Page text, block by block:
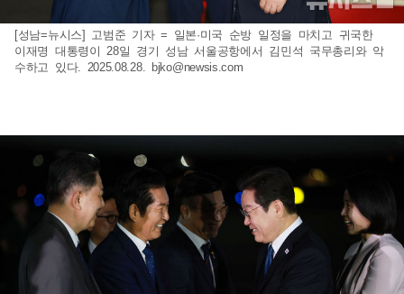
[성남=뉴시스] 고범준 기자 = 일본·미국 순방 일정을 마치고 귀국한
이재명 대통령이 28일 경기 성남 서울공항에서 김민석 국무총리와 악
수하고 있다. 2025.08.28. bjko@newsis.com